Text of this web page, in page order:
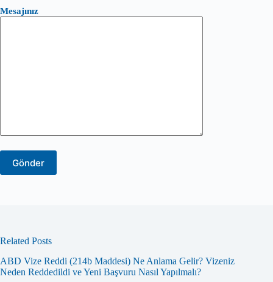
Mesajınız
Related Posts
ABD Vize Reddi (214b Maddesi) Ne Anlama Gelir? Vizeniz
Neden Reddedildi ve Yeni Başvuru Nasıl Yapılmalı?